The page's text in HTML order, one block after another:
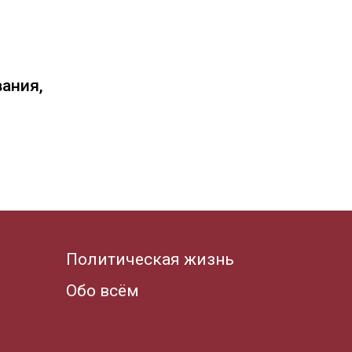
Политическая жизнь
Обо всём